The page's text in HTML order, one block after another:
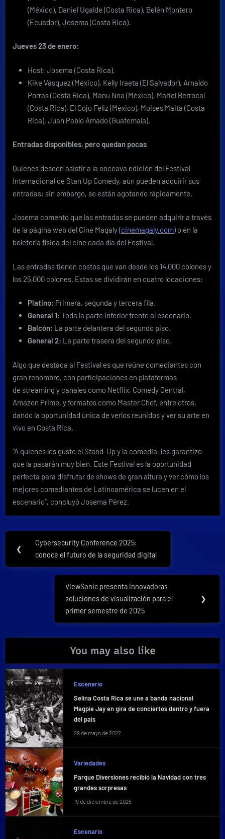
(México), Daniel Ugalde (Costa Rica), Belén Montero
(Ecuador), Josema (Costa Rica).
Jueves 23 de enero:
Host: Josema (Costa Rica).
Kike Vásquez (México), Kelly Iraeta (El Salvador), Arnaldo
Porras (Costa Rica), Manu Nna (México), Mariel Berrocal
(Costa Rica), El Cojo Feliz (México), Moisés Maita (Costa
Rica), Juan Pablo Amado (Guatemala).
Entradas disponibles, pero quedan pocas
Quienes deseen asistir a la onceava edición del Festival
Internacional de Stan Up Comedy, aún pueden adquirir sus
entradas; sin embargo, se están agotando rápidamente.
Josema comentó que las entradas se pueden adquirir a través
de la página web del Cine Magaly (cinemagaly.com) o en la
boletería física del cine cada día del Festival.
Las entradas tienen costos que van desde los 14,000 colones y
los 25,000 colones. Estas se dividirán en cuatro locaciones:
Platino: Primera, segunda y tercera fila.
General 1: Toda la parte inferior frente al escenario.
Balcón: La parte delantera del segundo piso.
General 2: La parte trasera del segundo piso.
Algo que destaca al Festival es que reúne comediantes con
gran renombre, con participaciones en plataformas
de streaming y canales como Netflix, Comedy Central,
Amazon Prime, y formatos como Master Chef, entre otros,
dando la oportunidad única de verlos reunidos y ver su arte en
vivo en Costa Rica.
“A quienes les guste el Stand-Up y la comedia, les garantizo
que la pasarán muy bien. Este Festival es la oportunidad
perfecta para disfrutar de shows de gran altura y ver cómo los
mejores comediantes de Latinoamérica se lucen en el
escenario”, concluyó Josema Pérez.
Navegación
de
entradas
❮
Previous
Post:
Cybersecurity Conference 2025:
conoce el futuro de la seguridad digital
Next
Post:
ViewSonic presenta innovadoras
soluciones de visualización para el
primer semestre de 2025
❯
You may also like
Escenario
Selina Costa Rica se une a banda nacional
Magpie Jay en gira de conciertos dentro y fuera
del país
29 de mayo de 2022
Variedades
Parque Diversiones recibió la Navidad con tres
grandes sorpresas
19 de diciembre de 2025
Escenario